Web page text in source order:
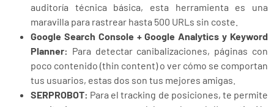
auditoría técnica básica, esta herramienta es una
maravilla para rastrear hasta 500 URLs sin coste.
Google Search Console + Google Analytics y Keyword
Planner: Para detectar canibalizaciones, páginas con
poco contenido (thin content) o ver cómo se comportan
tus usuarios, estas dos son tus mejores amigas.
SERPROBOT: Para el tracking de posiciones, te permite